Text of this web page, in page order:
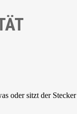
oder sitzt der